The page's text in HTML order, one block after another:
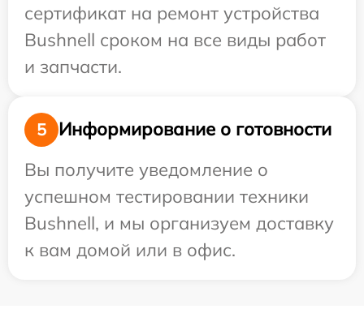
сертификат на ремонт устройства
Bushnell сроком на все виды работ
и запчасти.
5
Информирование о готовности
Вы получите уведомление о
успешном тестировании техники
Bushnell, и мы организуем доставку
к вам домой или в офис.